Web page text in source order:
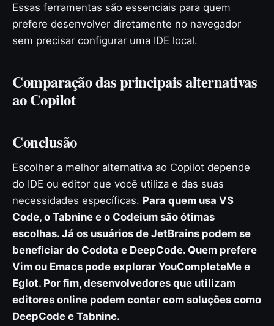
Essas ferramentas são essenciais para quem
prefere desenvolver diretamente no navegador
sem precisar configurar uma IDE local.
Comparação das principais alternativas
ao Copilot
Conclusão
Escolher a melhor alternativa ao Copilot depende
do IDE ou editor que você utiliza e das suas
necessidades específicas. Para quem usa VS
Code, o Tabnine e o Codeium são ótimas
escolhas. Já os usuários de JetBrains podem se
beneficiar do Codota e DeepCode. Quem prefere
Vim ou Emacs pode explorar YouCompleteMe e
Eglot. Por fim, desenvolvedores que utilizam
editores online podem contar com soluções como
DeepCode e Tabnine.